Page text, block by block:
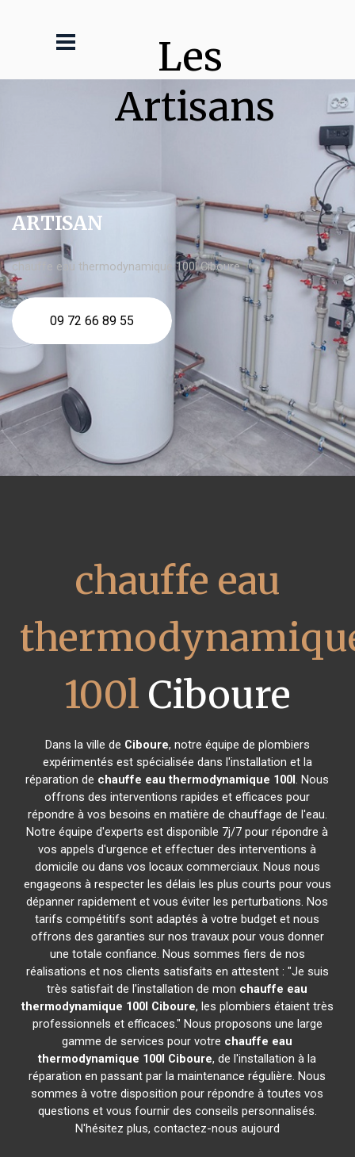
Les
Artisans
ARTISAN
chauffe eau thermodynamique 100l Ciboure
09 72 66 89 55
chauffe eau
100l Ciboure
Dans la ville de Ciboure, notre équipe de plombiers
expérimentés est spécialisée dans l'installation et la
réparation de chauffe eau thermodynamique 100l. Nous
offrons des interventions rapides et efficaces pour
répondre à vos besoins en matière de chauffage de l'eau.
Notre équipe d'experts est disponible 7j/7 pour répondre à
vos appels d'urgence et effectuer des interventions à
domicile ou dans vos locaux commerciaux. Nous nous
engageons à respecter les délais les plus courts pour vous
dépanner rapidement et vous éviter les perturbations. Nos
tarifs compétitifs sont adaptés à votre budget et nous
offrons des garanties sur nos travaux pour vous donner
une totale confiance. Nous sommes fiers de nos
réalisations et nos clients satisfaits en attestent : "Je suis
très satisfait de l'installation de mon chauffe eau
thermodynamique 100l Ciboure, les plombiers étaient très
professionnels et efficaces." Nous proposons une large
gamme de services pour votre chauffe eau
thermodynamique 100l Ciboure, de l'installation à la
réparation en passant par la maintenance régulière. Nous
sommes à votre disposition pour répondre à toutes vos
questions et vous fournir des conseils personnalisés.
N'hésitez plus, contactez-nous aujourd